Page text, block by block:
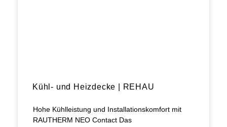
Kühl- und Heizdecke | REHAU
Hohe Kühlleistung und Installationskomfort mit
RAUTHERM NEO Contact Das